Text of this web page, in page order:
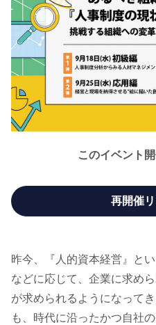
昨今、『人的資本経営』と
などに応じて、企業に求め
が求められるようになって
も、時代に沿ったかつ自社
このイベント
再開催